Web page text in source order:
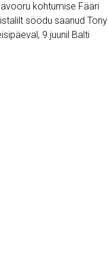
kohtumise Fääri
söödu saanud Tony
9.juunil Balti